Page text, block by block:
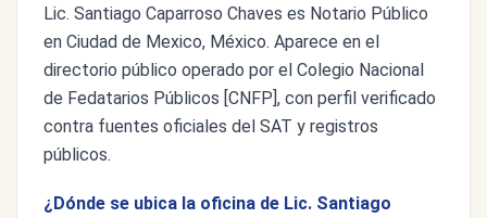
Lic. Santiago Caparroso Chaves es Notario Público
en Ciudad de Mexico, México. Aparece en el
directorio público operado por el Colegio Nacional
de Fedatarios Públicos [CNFP], con perfil verificado
contra fuentes oficiales del SAT y registros
públicos.
¿Dónde se ubica la oficina de Lic. Santiago